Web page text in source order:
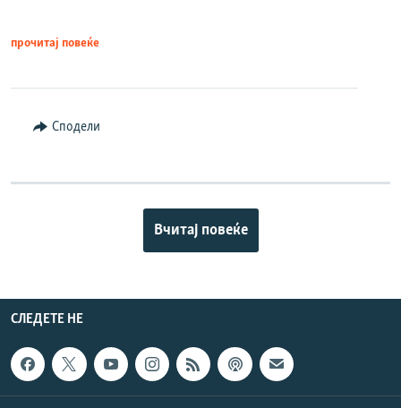
прочитај повеќе
Сподели
Вчитај повеќе
СЛЕДЕТЕ НЕ